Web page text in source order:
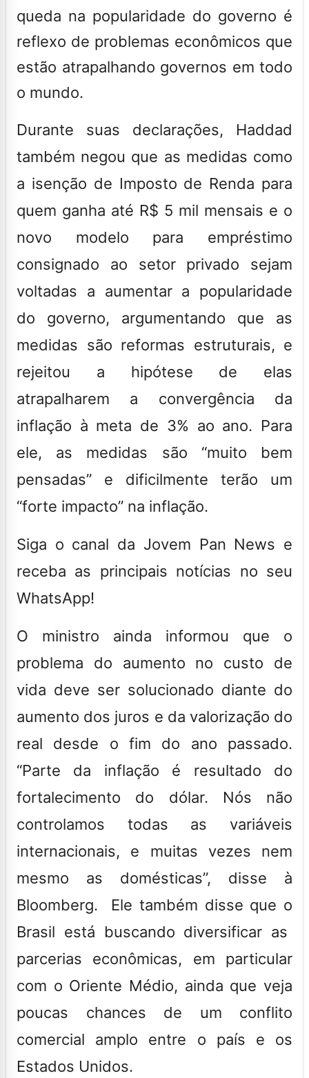
queda na popularidade do governo é
reflexo de problemas econômicos que
estão atrapalhando governos em todo
o mundo.
Durante suas declarações, Haddad
também negou que as medidas como
a isenção de Imposto de Renda para
quem ganha até R$ 5 mil mensais e o
novo modelo para empréstimo
consignado ao setor privado sejam
voltadas a aumentar a popularidade
do governo, argumentando que as
medidas são reformas estruturais, e
rejeitou a hipótese de elas
atrapalharem a convergência da
inflação à meta de 3% ao ano. Para
ele, as medidas são “muito bem
pensadas” e dificilmente terão um
“forte impacto” na inflação.
Siga o canal da Jovem Pan News e
receba as principais notícias no seu
WhatsApp!
O ministro ainda informou que o
problema do aumento no custo de
vida deve ser solucionado diante do
aumento dos juros e da valorização do
real desde o fim do ano passado.
“Parte da inflação é resultado do
fortalecimento do dólar. Nós não
controlamos todas as variáveis
internacionais, e muitas vezes nem
mesmo as domésticas”, disse à
Bloomberg. Ele também disse que o
Brasil está buscando diversificar as
parcerias econômicas, em particular
com o Oriente Médio, ainda que veja
poucas chances de um conflito
comercial amplo entre o país e os
Estados Unidos.